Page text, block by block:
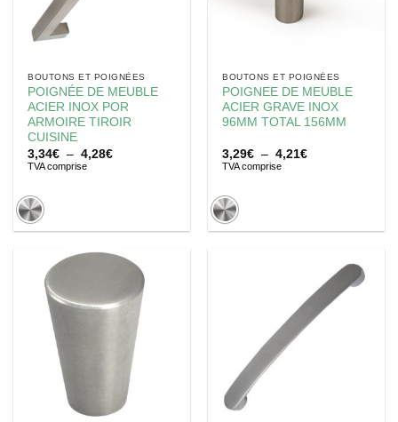
BOUTONS ET POIGNÉES
POIGNÉE DE MEUBLE
ACIER INOX POR
ARMOIRE TIROIR
CUISINE
3,34€ – 4,28€Plage
TVA comprise
BOUTONS ET POIGNÉES
POIGNEE DE MEUBLE
ACIER GRAVE INOX
96MM TOTAL 156MM
3,29€ – 4,21€Plage
TVA comprise